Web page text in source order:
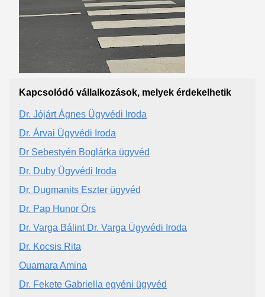
Kapcsolódó vállalkozások, melyek érdekelhetik
Dr. Jójárt Ágnes Ügyvédi Iroda
Dr. Árvai Ügyvédi Iroda
Dr Sebestyén Boglárka ügyvéd
Dr. Duby Ügyvédi Iroda
Dr. Dugmanits Eszter ügyvéd
Dr. Pap Hunor Örs
Dr. Varga Bálint Dr. Varga Ügyvédi Iroda
Dr. Kocsis Rita
Ouamara Amina
Dr. Fekete Gabriella egyéni ügyvéd